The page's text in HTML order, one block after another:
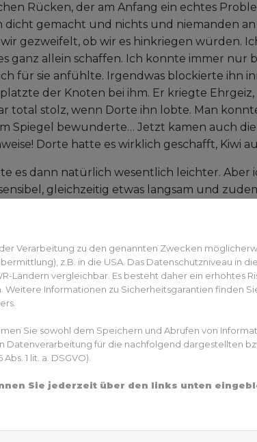
Rücken, der am Anfang ein echtes
dicht gemacht und nichts und niemanden an
gezweifelt, ob wir es hinkriegen würden.
ganz allein schaffen. Ich konnte immer nur
für sie anfühlte. Irgendwas blockierte ihn
der Knoten bei ihm. Er kriegte
total stolz, wenn Dorte ihn lobte. Man
Spiegel bewunderte… Jetzt kamen auch
Dorte hatte es wirklich geschafft, Kiwi
es dann natürlich wesentlich leichter. Aber
gleichzeitig etwas langsam und
resultiert aus Kiwi´s großer
so der Schnellste, wenn es darum geht,
Turnier war dann auch ein Eklat. Er
ihn und schon hatten wir den schönsten
Platz! Super! Ich musste lernen, ihn so zu
nicht ungeduldig oder gar böse zu werden.
was nicht oder nicht so schnell gemacht hat
finden immer besser zusammen. Dorte
Zeit, auch uns zusammen zu begeistern.
die Kraft, die er über die Jahre
in seinem „go“ wiederfindet. Alles ist
immer mehr Freude an der Arbeit. Schon
Verarbeitung zu den genannten Zwecken
z.B. in die USA. Das Datenschutzniveau in
Ländern vergleichbar. Es besteht daher ein erhöhtes
Informationen zu Sicherheitsgarantien finden
Sie sowohl dem Speichern und Abrufen von
Datenverarbeitung für die nachfolgend dargestellten
1 lit. a. DSGVO).
Sie jederzeit über den links unten